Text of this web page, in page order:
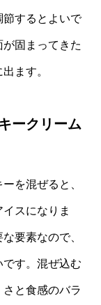
するとよいで
固まってきた
ます。
ークリーム
を混ぜると、
スになりま
要素なので、
す。混ぜ込む
と食感のバラ